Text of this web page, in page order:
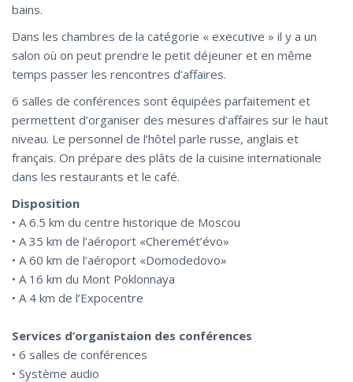
bains.
Dans les chambres de la catégorie « executive » il y a un
salon où on peut prendre le petit déjeuner et en même
temps passer les rencontres d’affaires.
6 salles de conférences sont équipées parfaitement et
permettent d’organiser des mesures d’affaires sur le haut
niveau. Le personnel de l’hôtel parle russe, anglais et
français. On prépare des plâts de la cuisine internationale
dans les restaurants et le café.
Disposition
• A 6.5 km du centre historique de Moscou
• A 35 km de l’aéroport «Cheremét’évo»
• A 60 km de l’aéroport «Domodedovo»
• A 16 km du Mont Poklonnaya
• A 4 km de l’Expocentre
Services d’organistaion des conférences
• 6 salles de conférences
• Système audio